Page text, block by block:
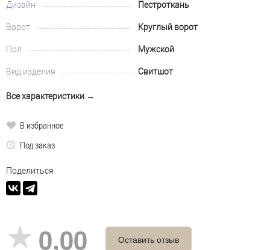
Дизайн Пестроткань
Ворот Круглый ворот
Пол Мужской
Вид изделия Свитшот
Все характеристики →
В избранное
Под заказ
Поделиться
0,00 Оставить отзыв